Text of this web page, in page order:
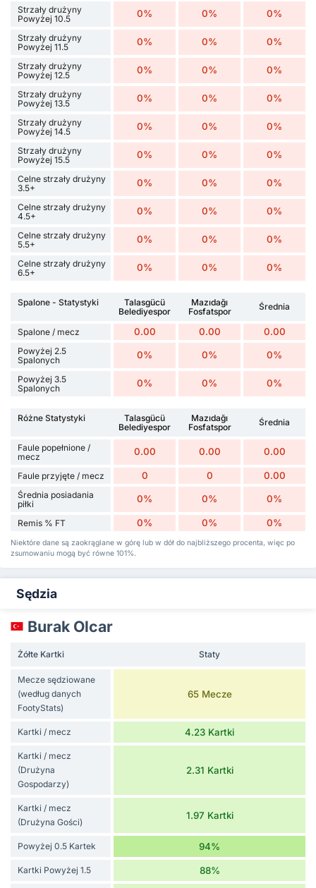
Strzały drużyny
Powyżej 10.5
0% 0% 0%
Strzały drużyny
Powyżej 11.5
0% 0% 0%
Strzały drużyny
Powyżej 12.5
0% 0% 0%
Strzały drużyny
Powyżej 13.5
0% 0% 0%
Strzały drużyny
Powyżej 14.5
0% 0% 0%
Strzały drużyny
Powyżej 15.5
0% 0% 0%
Celne strzały drużyny
3.5+
0% 0% 0%
Celne strzały drużyny
4.5+
0% 0% 0%
Celne strzały drużyny
5.5+
0% 0% 0%
Celne strzały drużyny
6.5+
0% 0% 0%
Spalone - Statystyki
Talasgücü
Belediyespor
Mazıdağı
Fosfatspor
Średnia
Spalone / mecz 0.00 0.00 0.00
Powyżej 2.5
Spalonych
0% 0% 0%
Powyżej 3.5
Spalonych
0% 0% 0%
Różne Statystyki
Talasgücü
Belediyespor
Mazıdağı
Fosfatspor
Średnia
Faule popełnione /
mecz
0.00 0.00 0.00
Faule przyjęte / mecz 0 0 0.00
Średnia posiadania
piłki
0% 0% 0%
Remis % FT 0% 0% 0%
Niektóre dane są zaokrąglane w górę lub w dół do najbliższego procenta, więc po
zsumowaniu mogą być równe 101%.
Sędzia
Burak Olcar
Żółte Kartki Staty
Mecze sędziowane
(według danych
FootyStats)
65 Mecze
Kartki / mecz 4.23 Kartki
Kartki / mecz
(Drużyna
Gospodarzy)
2.31 Kartki
Kartki / mecz
(Drużyna Gości)
1.97 Kartki
Powyżej 0.5 Kartek 94%
Kartki Powyżej 1.5 88%